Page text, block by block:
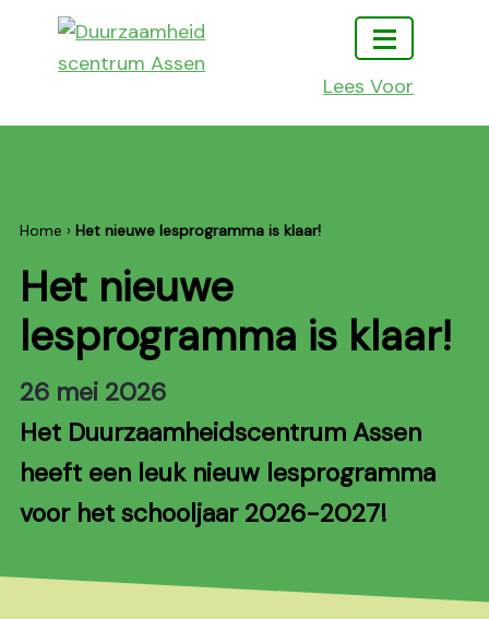
hoofdmenu
inhoud
leren
Lees Voor
Home › Het nieuwe lesprogramma is klaar!
Het nieuwe
lesprogramma is klaar!
26 mei 2026
Het Duurzaamheidscentrum Assen
heeft een leuk nieuw lesprogramma
voor het schooljaar 2026-2027!